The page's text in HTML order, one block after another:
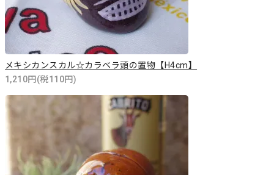
メキシカンスカル☆カラベラ頭の置物【H4cm】
1,210円(税110円)